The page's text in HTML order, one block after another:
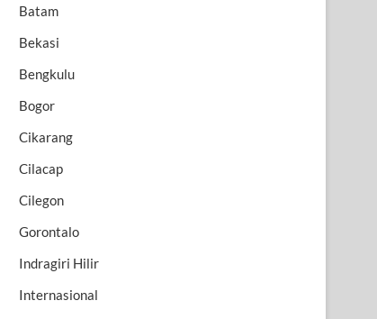
Batam
Bekasi
Bengkulu
Bogor
Cikarang
Cilacap
Cilegon
Gorontalo
Indragiri Hilir
Internasional